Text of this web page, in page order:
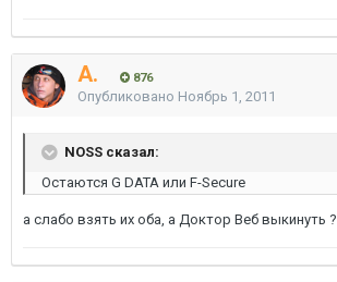
A. 876
Опубликовано Ноябрь 1, 2011
NOSS сказал:
Остаются G DATA или F-Secure
а слабо взять их оба, а Доктор Веб выкинуть ?